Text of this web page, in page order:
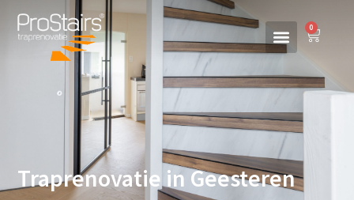
0
Traprenovatie in Geesteren